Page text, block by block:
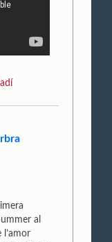
al
l’amor